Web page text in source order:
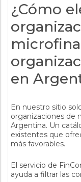
¿Cómo
en
En nuestro sitio
organizaciones de
Argentina. Un
existentes que
más favorables.
El servicio de
ayuda a filtrar las